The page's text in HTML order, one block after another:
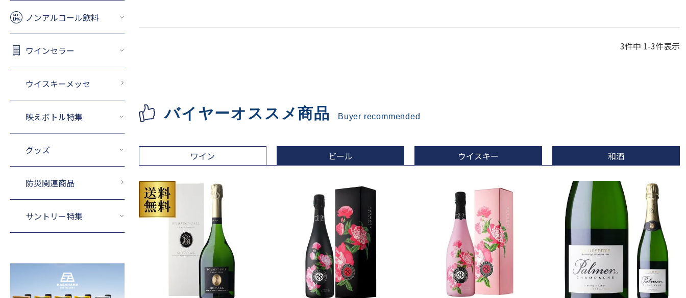
ノンアルコール飲料
ワインセラー
ウイスキーメッセ
映えボトル特集
グッズ
防災関連商品
サントリー特集
3件中 1-3件表示
バイヤーオススメ商品 Buyer recommended
ワイン ビール ウイスキー 和酒